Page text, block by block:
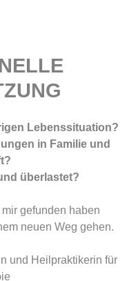
Lebenssituation?
in Familie und
überlastet?
gefunden haben
neuen Weg gehen.
und Heilpraktikerin für